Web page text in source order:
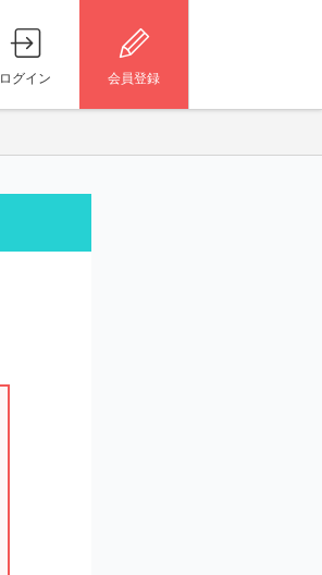
ログイン 会員登録